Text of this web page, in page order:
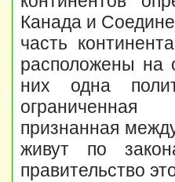
Канада и
часть
расположены на
них одна
признанная
живут по
правительство